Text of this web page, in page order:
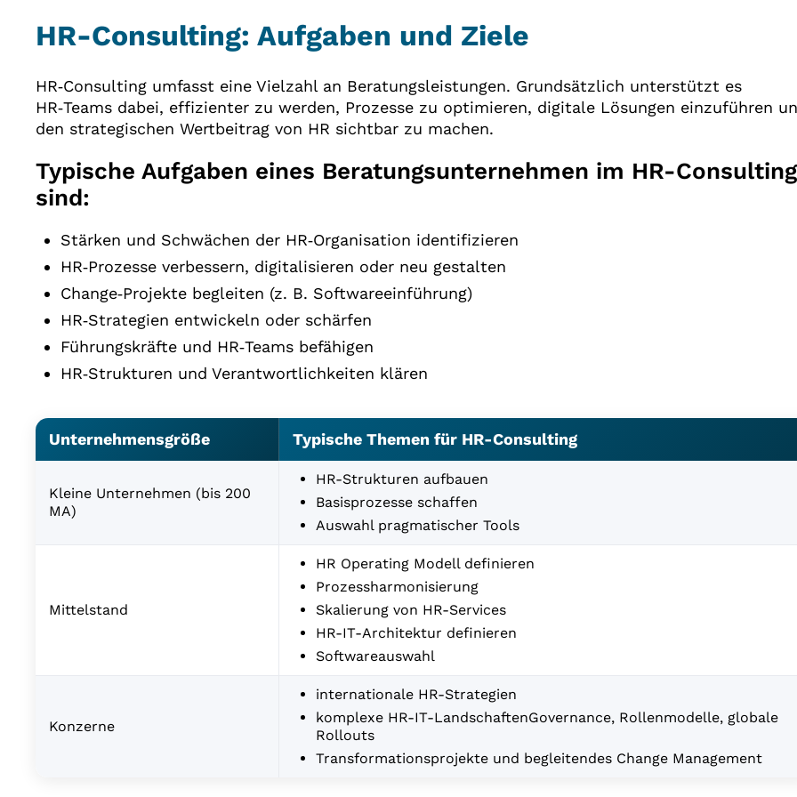
HR-Consulting: Aufgaben und Ziele
HR‑Consulting umfasst eine Vielzahl an Beratungsleistungen. Grundsätzlich unterstützt es
HR‑Teams dabei, effizienter zu werden, Prozesse zu optimieren, digitale Lösungen einzuführen
den strategischen Wertbeitrag von HR sichtbar zu machen.
Typische Aufgaben eines Beratungsunternehmen im HR-Consulting
sind:
Stärken und Schwächen der HR‑Organisation identifizieren
HR‑Prozesse verbessern, digitalisieren oder neu gestalten
Change‑Projekte begleiten (z. B. Softwareeinführung)
HR‑Strategien entwickeln oder schärfen
Führungskräfte und HR‑Teams befähigen
HR‑Strukturen und Verantwortlichkeiten klären
Unternehmensgröße Typische Themen für HR-Consulting
Kleine Unternehmen (bis 200
MA)
HR-Strukturen aufbauen
Basisprozesse schaffen
Auswahl pragmatischer Tools
Mittelstand
HR Operating Modell definieren
Prozessharmonisierung
Skalierung von HR-Services
HR-IT-Architektur definieren
Softwareauswahl
Konzerne
internationale HR-Strategien
komplexe HR-IT-LandschaftenGovernance, Rollenmodelle, globale
Rollouts
Transformationsprojekte und begleitendes Change Management